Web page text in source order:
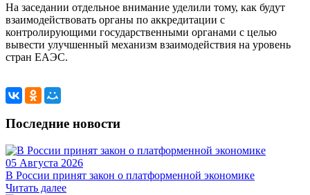
На заседании отдельное внимание уделили тому, как будут
взаимодействовать органы по аккредитации с
контролирующими государственными органами с целью
вывести улучшенный механизм взаимодействия на уровень
стран ЕАЭС.
Последние новости
05 Августа 2026
В России принят закон о платформенной экономике
Читать далее